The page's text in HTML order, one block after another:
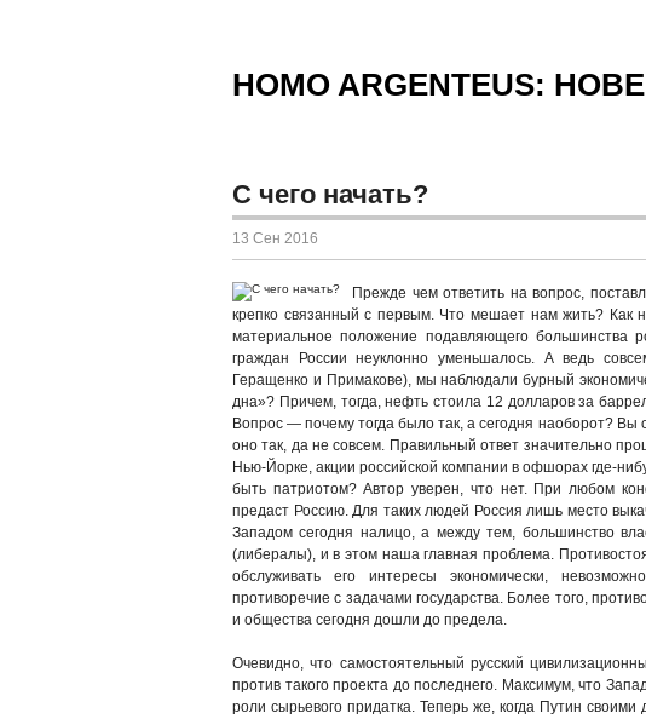
HOMO ARGENTEUS:
С чего начать?
13 Сен 2016
Прежде чем ответить на вопрос,
крепко связанный с первым. Что мешает нам жить? Как
материальное положение подавляющего большинства
граждан России неуклонно уменьшалось. А ведь
Геращенко и Примакове), мы наблюдали бурный
дна»? Причем, тогда, нефть стоила 12 долларов за
Вопрос — почему тогда было так, а сегодня наоборот? Вы
оно так, да не совсем. Правильный ответ значительно
Нью-Йорке, акции российской компании в офшорах где-
быть патриотом? Автор уверен, что нет. При любом
предаст Россию. Для таких людей Россия лишь место
Западом сегодня налицо, а между тем, большинство
(либералы), и в этом наша главная проблема.
обслуживать его интересы экономически,
противоречие с задачами государства. Более того,
и общества сегодня дошли до предела.
Очевидно, что самостоятельный русский
против такого проекта до последнего. Максимум, что
роли сырьевого придатка. Теперь же, когда Путин